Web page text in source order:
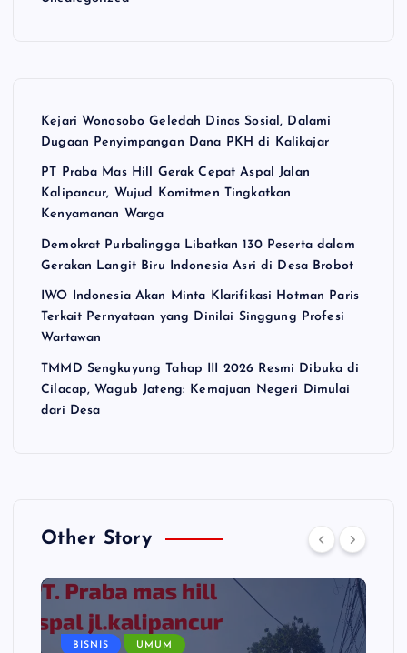
Kejari Wonosobo Geledah Dinas Sosial, Dalami
Dugaan Penyimpangan Dana PKH di Kalikajar
PT Praba Mas Hill Gerak Cepat Aspal Jalan
Kalipancur, Wujud Komitmen Tingkatkan
Kenyamanan Warga
Demokrat Purbalingga Libatkan 130 Peserta dalam
Gerakan Langit Biru Indonesia Asri di Desa Brobot
IWO Indonesia Akan Minta Klarifikasi Hotman Paris
Terkait Pernyataan yang Dinilai Singgung Profesi
Wartawan
TMMD Sengkuyung Tahap III 2026 Resmi Dibuka di
Cilacap, Wagub Jateng: Kemajuan Negeri Dimulai
dari Desa
Other Story
BISNIS UMUM